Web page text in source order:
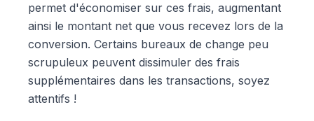
permet d'économiser sur ces frais, augmentant
ainsi le montant net que vous recevez lors de la
conversion. Certains bureaux de change peu
scrupuleux peuvent dissimuler des frais
supplémentaires dans les transactions, soyez
attentifs !